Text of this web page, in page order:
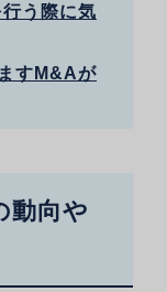
う際に気
すM&Aが
動向や